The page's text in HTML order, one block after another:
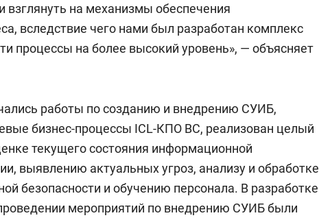
взглянуть на механизмы обеспечения
вследствие чего нами был разработан комплекс
процессы на более высокий уровень», — объясняет
работы по созданию и внедрению СУИБ,
бизнес-процессы ICL-КПО ВС, реализован целый
текущего состояния информационной
выявлению актуальных угроз, анализу и обработке
безопасности и обучению персонала. В разработке
мероприятий по внедрению СУИБ были